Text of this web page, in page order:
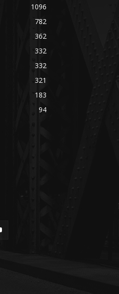
1096
782
362
332
332
321
183
94